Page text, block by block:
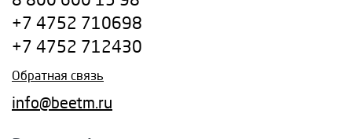
+7 4752 710698
+7 4752 712430
Обратная связь
info@beetm.ru